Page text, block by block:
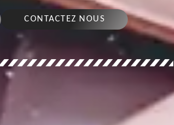
CONTACTEZ NOUS